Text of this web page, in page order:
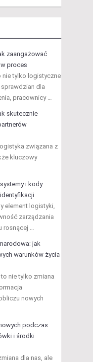
zaangażować
proces
nie tylko logistyczne
dla
pracownicy …
skutecznie
związana z
kluczowy
i kody
element logistyki,
zarządzania
rosnącej …
jak
warunków życia
nie tylko zmiana
nowych
podczas
i środki
dla nas, ale